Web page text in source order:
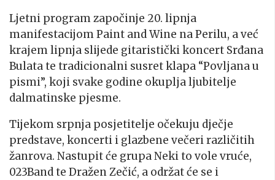
Ljetni program započinje 20. lipnja
manifestacijom Paint and Wine na Perilu, a već
krajem lipnja slijede gitaristički koncert Srđana
Bulata te tradicionalni susret klapa “Povljana u
pismi”, koji svake godine okuplja ljubitelje
dalmatinske pjesme.
Tijekom srpnja posjetitelje očekuju dječje
predstave, koncerti i glazbene večeri različitih
žanrova. Nastupit će grupa Neki to vole vruće,
023Band te Dražen Zečić, a održat će se i